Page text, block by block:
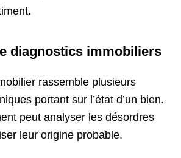
diagnostics immobiliers
rassemble plusieurs
portant sur l’état d’un bien.
peut analyser les désordres
leur origine probable.